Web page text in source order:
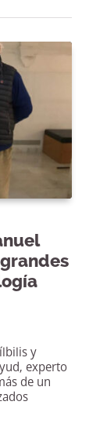
y
experto
de un